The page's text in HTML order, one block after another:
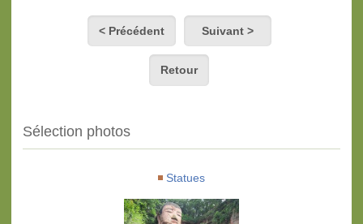
< Précédent Suivant >
Retour
Sélection photos
Statues